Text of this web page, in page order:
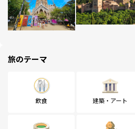
旅のテーマ
飲食 建築・アート